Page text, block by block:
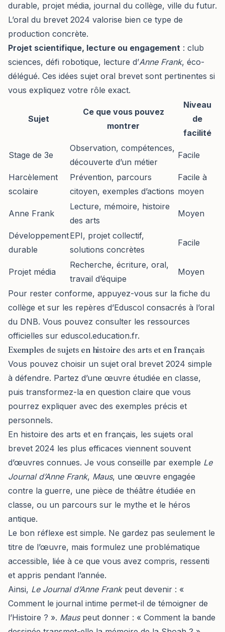
durable, projet média, journal du collège, ville du futur.
L’oral du brevet 2024 valorise bien ce type de
production concrète.
Projet scientifique, lecture ou engagement : club
sciences, défi robotique, lecture d’Anne Frank, éco-
délégué. Ces idées sujet oral brevet sont pertinentes si
vous expliquez votre rôle exact.
Sujet
Ce que vous pouvez
montrer
Niveau
de
facilité
Stage de 3e
Observation, compétences,
découverte d’un métier
Facile
Harcèlement
scolaire
Prévention, parcours
citoyen, exemples d’actions
Facile à
moyen
Anne Frank
Lecture, mémoire, histoire
des arts
Moyen
Développement
durable
EPI, projet collectif,
solutions concrètes
Facile
Projet média
Recherche, écriture, oral,
travail d’équipe
Moyen
Pour rester conforme, appuyez-vous sur la fiche du
collège et sur les repères d’Eduscol consacrés à l’oral
du DNB. Vous pouvez consulter les ressources
officielles sur eduscol.education.fr.
Exemples de sujets en histoire des arts et en français
Vous pouvez choisir un sujet oral brevet 2024 simple
à défendre. Partez d’une œuvre étudiée en classe,
puis transformez-la en question claire que vous
pourrez expliquer avec des exemples précis et
personnels.
En histoire des arts et en français, les sujets oral
brevet 2024 les plus efficaces viennent souvent
d’œuvres connues. Je vous conseille par exemple Le
Journal d’Anne Frank, Maus, une œuvre engagée
contre la guerre, une pièce de théâtre étudiée en
classe, ou un parcours sur le mythe et le héros
antique.
Le bon réflexe est simple. Ne gardez pas seulement le
titre de l’œuvre, mais formulez une problématique
accessible, liée à ce que vous avez compris, ressenti
et appris pendant l’année.
Ainsi, Le Journal d’Anne Frankpeut devenir : «
Comment le journal intime permet-il de témoigner de
l’Histoire ? ». Mauspeut donner : « Comment la bande